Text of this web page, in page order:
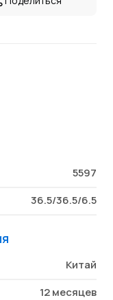
5597
36.5/36.5/6.5
Китай
12 месяцев